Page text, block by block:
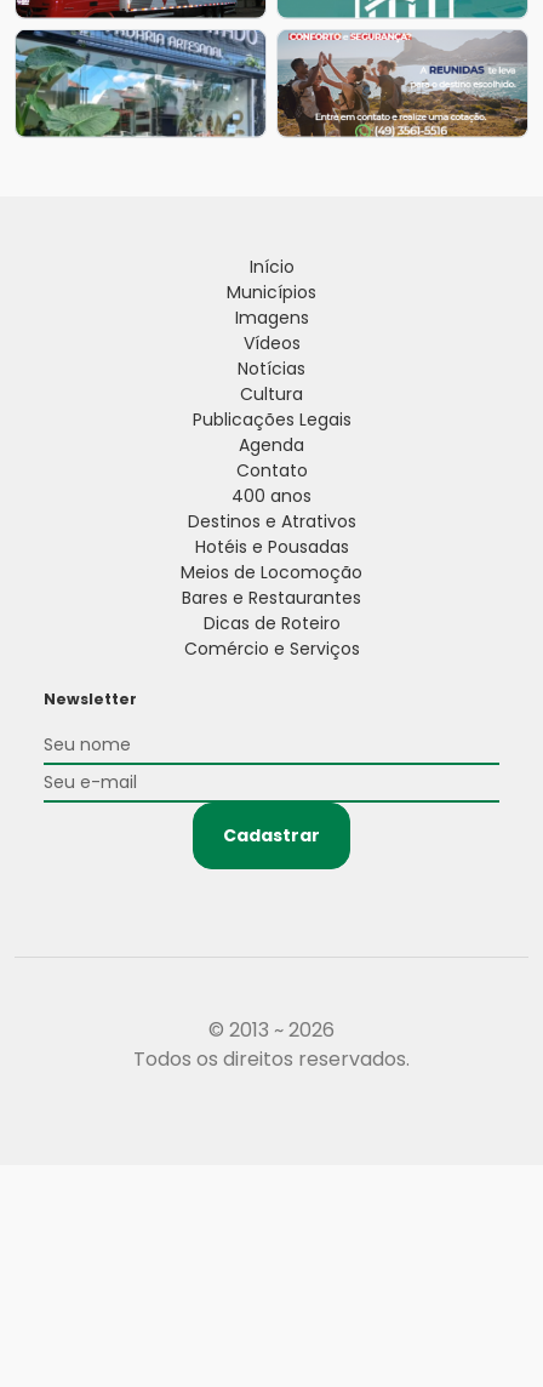
Início
Municípios
Imagens
Vídeos
Notícias
Cultura
Publicações Legais
Agenda
Contato
400 anos
Destinos e Atrativos
Hotéis e Pousadas
Meios de Locomoção
Bares e Restaurantes
Dicas de Roteiro
Comércio e Serviços
Newsletter
Cadastrar
© 2013 ~ 2026
Todos os direitos reservados.